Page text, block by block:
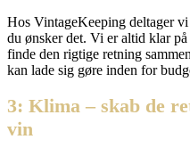
Hos VintageKeeping deltager
du ønsker det. Vi er altid klar
finde den rigtige retning
kan lade sig gøre inden for
3: Klima – skab de
vin